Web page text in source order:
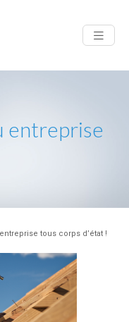
entreprise
tous corps d’état !